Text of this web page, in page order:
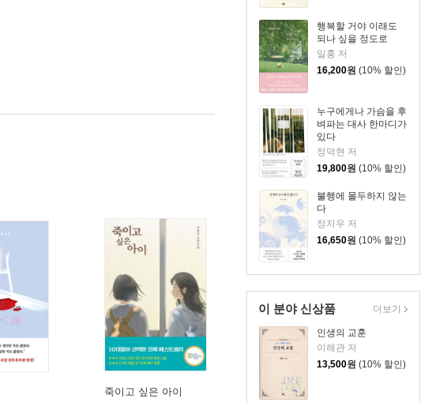
행복할 거야 이래도
되나 싶을 정도로
일홍 저
16,200원 (10% 할인)
누구에게나 가슴을 후
벼파는 대사 한마디가
있다
정덕현 저
19,800원 (10% 할인)
불행에 몰두하지 않는
다
정지우 저
16,650원 (10% 할인)
이 분야 신상품
인생의 교훈
이해관 저
13,500원 (10% 할인)
더보기
죽이고 싶은 아이